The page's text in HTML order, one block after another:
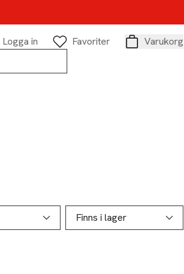
Logga in
Favoriter
Varukorg
Finns i lager